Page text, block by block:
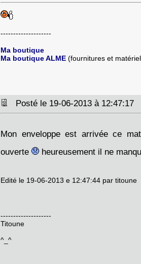
--------------------
Ma boutique
Ma boutique ALME (fournitures et
Posté le 19-06-2013 à 12:47:17
Mon enveloppe est arrivée ce
ouverte
heureusement il ne
Edité le 19-06-2013 e 12:47:44 par titoune
--------------------
Titoune
^_^